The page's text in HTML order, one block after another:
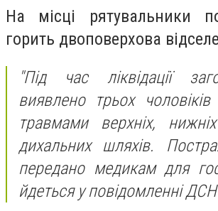
На місці рятувальники
горить двоповерхова
"Під час ліквідації
виявлено трьох
травмами верхніх,
дихальних шляхів.
передано медикам для
йдеться у повідомленні